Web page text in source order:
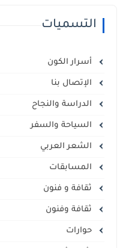
التسميات
أسرار الكون
الإتصال بنا
الدراسة والنجاح
السياحة والسفر
الشعر العربي
المسابقات
ثقافة و فنون
ثقافة وفنون
حوارات